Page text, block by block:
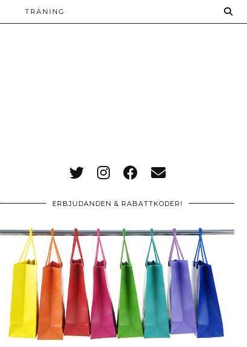
TRÄNING
ERBJUDANDEN & RABATTKODER!